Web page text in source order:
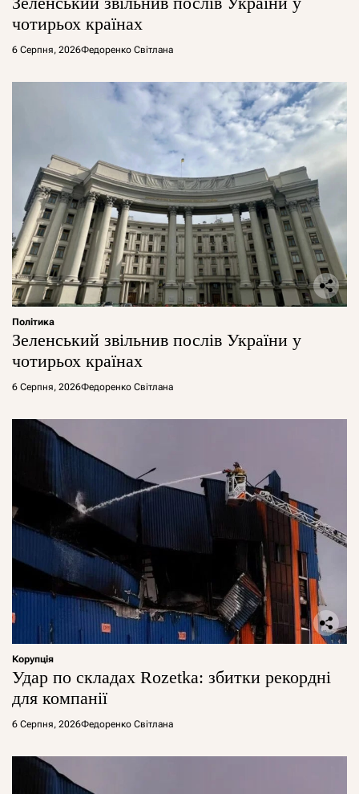
чотирьох країнах
6 Серпня, 2026Федоренко Світлана
Політика
Зеленський звільнив послів України у
чотирьох країнах
6 Серпня, 2026Федоренко Світлана
Корупція
Удар по складах Rozetka: збитки рекордні
для компанії
6 Серпня, 2026Федоренко Світлана